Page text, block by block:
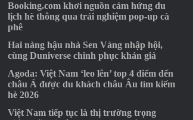
Booking.com khơi nguồn cảm hứng du
lịch hè thông qua trải nghiệm pop-up cà
phê
Hai nàng hậu nhà Sen Vàng nhập hội,
cùng Duniverse chinh phục khán giả
Agoda: Việt Nam ‘leo lên’ top 4 điểm đến
châu Á được du khách châu Âu tìm kiếm
hè 2026
Việt Nam tiếp tục là thị trường trọng